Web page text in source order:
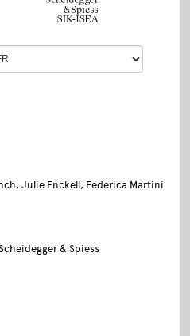
Julie Enckell, Federica Martini
& Spiess